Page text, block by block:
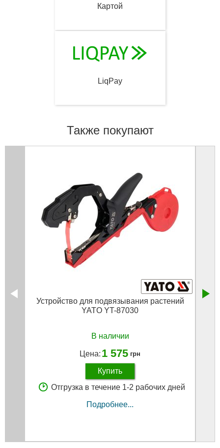
Картой
LiqPay
Также покупают
Устройство для подвязывания растений
YATO YT-87030
В наличии
Цена: 1 575 грн
Купить
Отгрузка в течение 1-2 рабочих дней
Подробнее...